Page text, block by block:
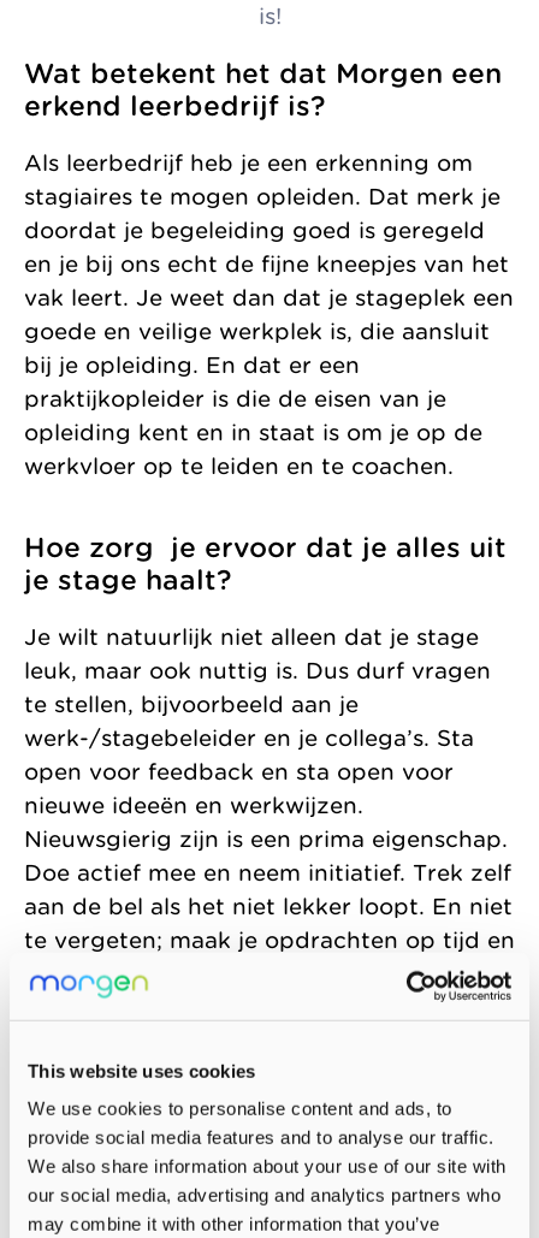
This website uses cookies
We use cookies to personalise content and ads, to
provide social media features and to analyse our traffic.
We also share information about your use of our site with
our social media, advertising and analytics partners who
may combine it with other information that you’ve
is!
Wat betekent het dat Morgen een
erkend leerbedrijf is?
Als leerbedrijf heb je een erkenning om
stagiaires te mogen opleiden. Dat merk je
doordat je begeleiding goed is geregeld
en je bij ons echt de fijne kneepjes van het
vak leert. Je weet dan dat je stageplek een
goede en veilige werkplek is, die aansluit
bij je opleiding. En dat er een
praktijkopleider is die de eisen van je
opleiding kent en in staat is om je op de
werkvloer op te leiden en te coachen.
Hoe zorg je ervoor dat je alles uit
je stage haalt?
Je wilt natuurlijk niet alleen dat je stage
leuk, maar ook nuttig is. Dus durf vragen
te stellen, bijvoorbeeld aan je
werk-/stagebeleider en je collega’s. Sta
open voor feedback en sta open voor
nieuwe ideeën en werkwijzen.
Nieuwsgierig zijn is een prima eigenschap.
Doe actief mee en neem initiatief. Trek zelf
aan de bel als het niet lekker loopt. En niet
te vergeten; maak je opdrachten op tijd en
besprek deze met je werk-/stagebeleider.
Het slagen van je stage hangt dan ook
je leuk om na je stage bij ons te werken?
Geef dat meteen aan. Dan kijken we
samen wat mogelijk is.
Hoe is de begeleiding tijdens mijn